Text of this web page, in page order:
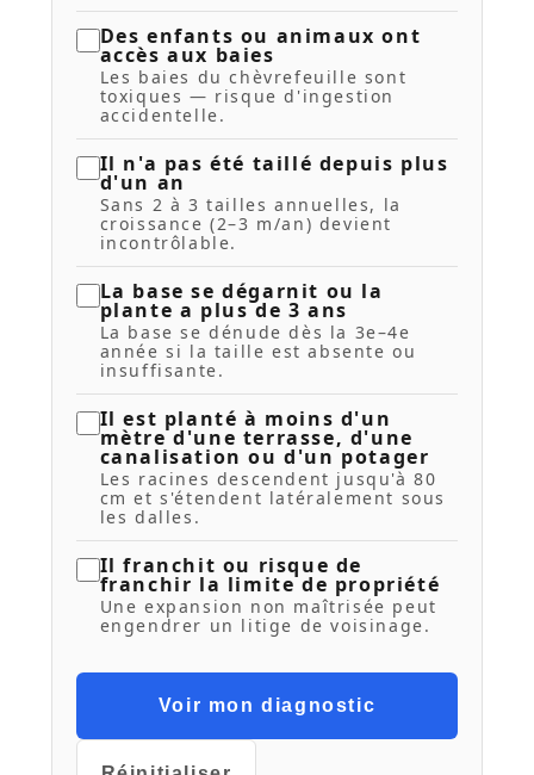
Des enfants ou animaux ont
accès aux baies
Les baies du chèvrefeuille sont
toxiques — risque d'ingestion
accidentelle.
Il n'a pas été taillé depuis plus
d'un an
Sans 2 à 3 tailles annuelles, la
croissance (2–3 m/an) devient
incontrôlable.
La base se dégarnit ou la
plante a plus de 3 ans
La base se dénude dès la 3e–4e
année si la taille est absente ou
insuffisante.
Il est planté à moins d'un
mètre d'une terrasse, d'une
canalisation ou d'un potager
Les racines descendent jusqu'à 80
cm et s'étendent latéralement sous
les dalles.
Il franchit ou risque de
franchir la limite de propriété
Une expansion non maîtrisée peut
engendrer un litige de voisinage.
Voir mon diagnostic